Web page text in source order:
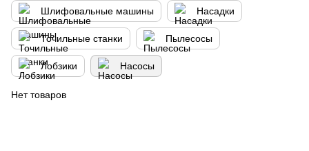
Шлифовальные машины Насадки
Точильные станки Пылесосы
Лобзики Насосы
Нет товаров